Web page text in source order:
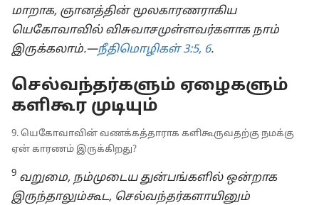
மாறாக, ஞானத்தின் மூலகாரணராகிய
யெகோவாவில் விசுவாசமுள்ளவர்களாக நாம்
இருக்கலாம்.—நீதிமொழிகள் 3:5, 6.
செல்வந்தர்களும் ஏழைகளும்
களிகூர முடியும்
9. யெகோவாவின் வணக்கத்தாராக களிகூருவதற்கு நமக்கு
ஏன் காரணம் இருக்கிறது?
9 வறுமை, நம்முடைய துன்பங்களில் ஒன்றாக
இருந்தாலும்கூட, செல்வந்தர்களாயினும்